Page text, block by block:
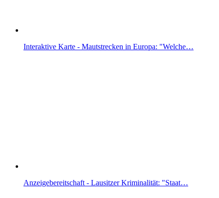
Interaktive Karte - Mautstrecken in Europa: "Welche…
Anzeigebereitschaft - Lausitzer Kriminalität: "Staat…